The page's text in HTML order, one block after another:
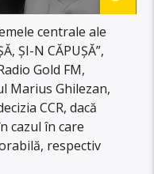
centrale ale
ȘI-N CĂPUȘĂ”,
Gold FM,
Marius Ghilezan,
CCR, dacă
cazul în care
respectiv